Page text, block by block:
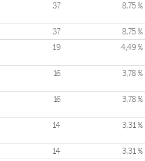
37 8,75 %
37 8,75 %
19 4,49 %
16 3,78 %
16 3,78 %
14 3,31 %
14 3,31 %